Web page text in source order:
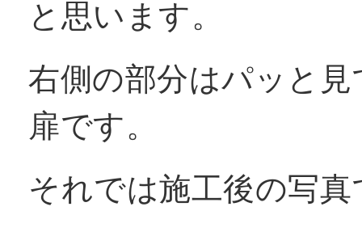
と思います。
右側の部分はパッと
扉です。
それでは施工後の写真